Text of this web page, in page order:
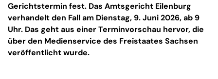
Gerichtstermin fest. Das Amtsgericht Eilenburg
verhandelt den Fall am Dienstag, 9. Juni 2026, ab 9
Uhr. Das geht aus einer Terminvorschau hervor, die
über den Medienservice des Freistaates Sachsen
veröffentlicht wurde.